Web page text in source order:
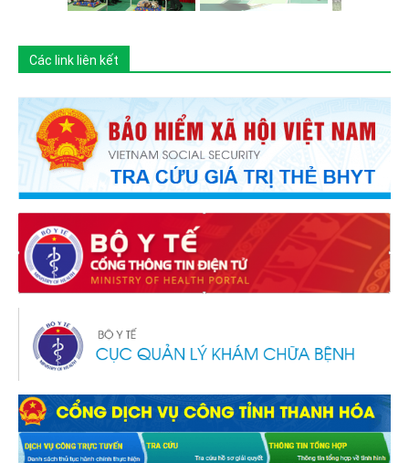
Các link liên kết